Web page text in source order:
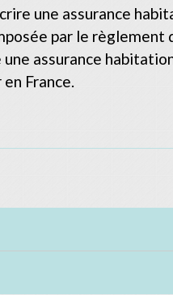
une assurance
par le
assurance
France.